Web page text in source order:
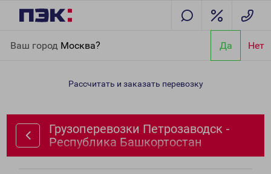
Ваш город Москва? Да Нет
Республика Башкортостан
Рассчитать и заказать перевозку
Грузоперевозки Петрозаводск -
Республика Башкортостан